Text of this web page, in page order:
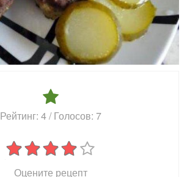
Рейтинг: 4/ Голосов: 7
Оцените рецепт